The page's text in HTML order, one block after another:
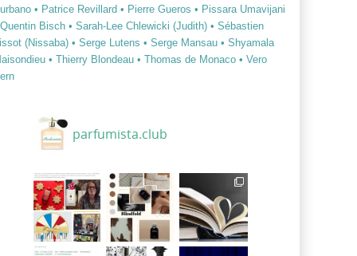
• Patrice Revillard • Pierre Gueros • Pissara Umavijani
Bisch • Sarah-Lee Chlewicki (Judith) • Sébastien
(Nissaba) • Serge Lutens • Serge Mansau • Shyamala
• Thierry Blondeau • Thomas de Monaco • Vero
parfumista.club